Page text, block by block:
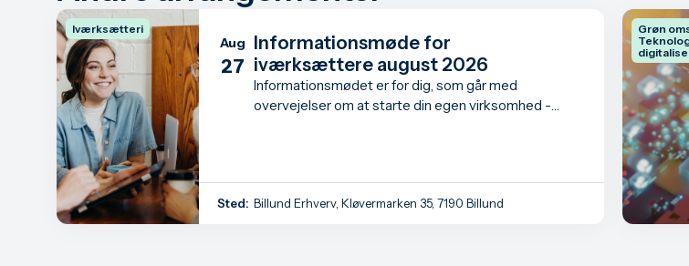
Iværksætteri
Aug
27
Informationsmøde for
iværksættere august 2026
Informationsmødet er for dig, som går med
overvejelser om at starte din egen virksomhed -
Sted: Billund Erhverv, Kløvermarken 35, 7190 Billund
Grøn